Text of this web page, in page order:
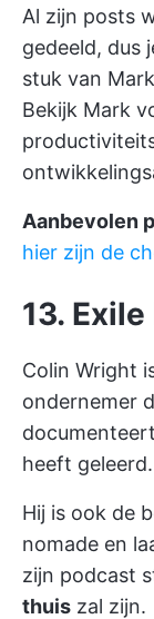
Al zijn posts
gedeeld, dus
stuk van
Bekijk Mark
Aanbevolen
hier zijn de
13.
Colin Wright
ondernemer
heeft geleerd.
Hij is ook de
nomade en
zijn podcast
thuis zal zijn.